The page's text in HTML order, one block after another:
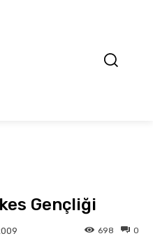
Gençliği
0
698